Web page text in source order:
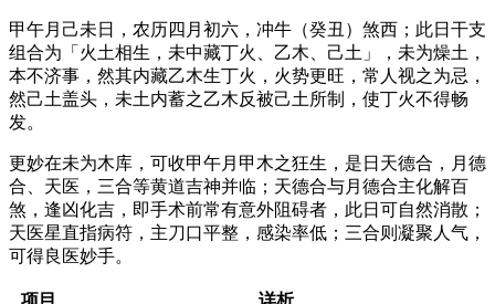
甲午月己未日，农历四月初六，冲牛（癸丑）煞西；此日干支
组合为「火土相生，未中藏丁火、乙木、己土」，未为燥土，
本不济事，然其内藏乙木生丁火，火势更旺，常人视之为忌，
然己土盖头，未土内蓄之乙木反被己土所制，使丁火不得畅
发。
更妙在未为木库，可收甲午月甲木之狂生，是日天德合，月德
合、天医，三合等黄道吉神并临；天德合与月德合主化解百
煞，逢凶化吉，即手术前常有意外阻碍者，此日可自然消散；
天医星直指病符，主刀口平整，感染率低；三合则凝聚人气，
可得良医妙手。
项目 详析